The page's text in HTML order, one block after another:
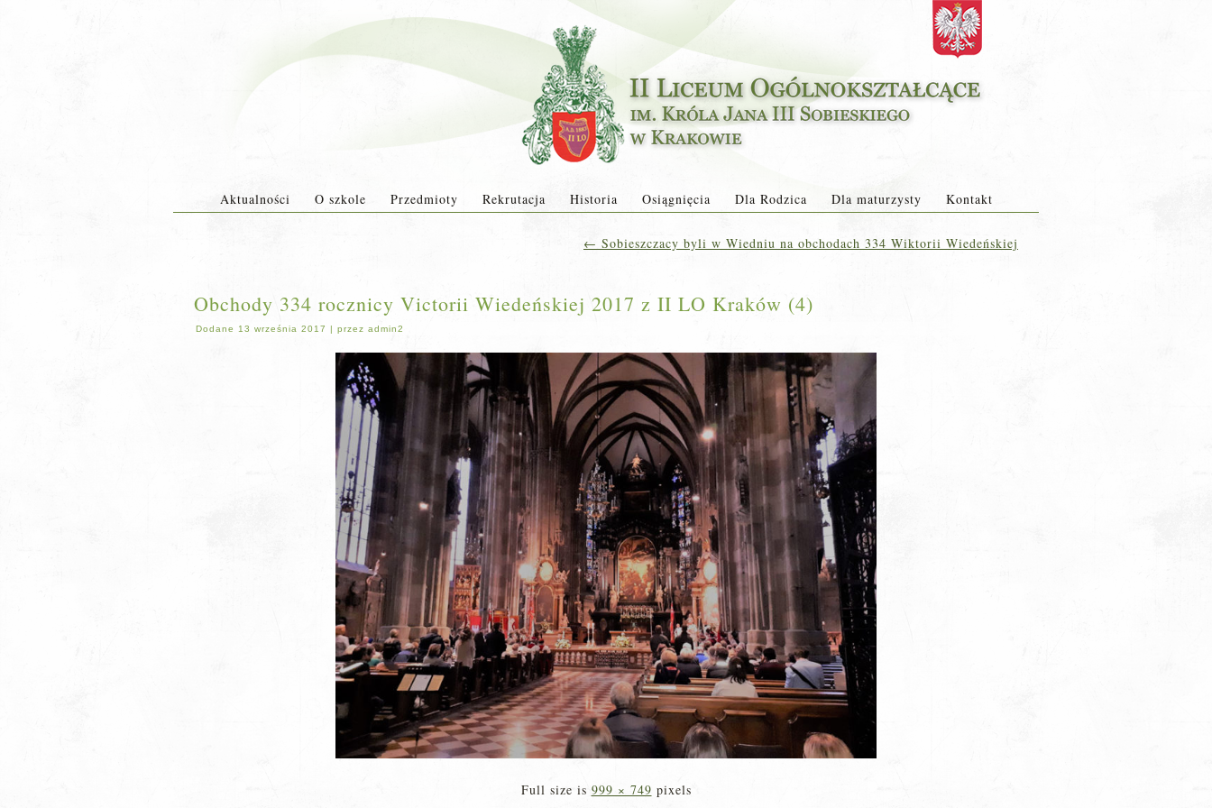
Aktualności O szkole Przedmioty Rekrutacja Historia Osiągnięcia Dla Rodzica Dla maturzysty Kontakt
← Sobieszczacy byli w Wiedniu na obchodach 334 Wiktorii Wiedeńskiej
Obchody 334 rocznicy Victorii Wiedeńskiej 2017 z II LO Kraków (4)
Dodane 13 września 2017 | przez admin2
Full size is 999 × 749 pixels